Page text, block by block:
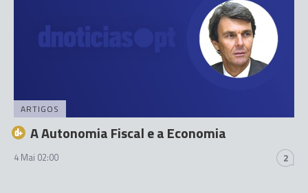
ARTIGOS
A Autonomia Fiscal e a Economia
4 Mai 02:00 2